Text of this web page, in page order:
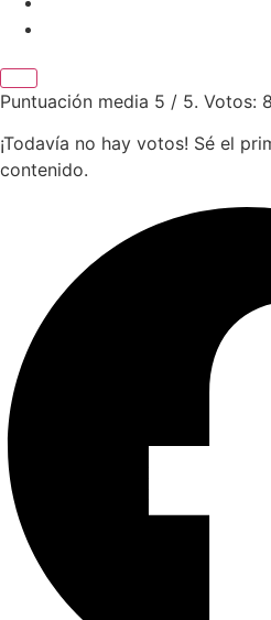
Puntuación media 5 / 5. Votos: 8
¡Todavía no hay votos! Sé el
contenido.